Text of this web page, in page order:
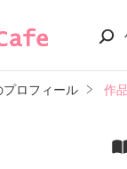
ロフィール 作